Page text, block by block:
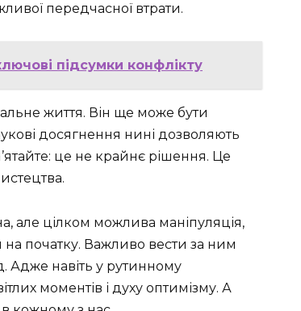
передчасної втрати.
підсумки конфлікту
життя. Він ще може бути
досягнення нині дозволяють
це не крайнє рішення. Це
але цілком можлива маніпуляція,
на початку. Важливо вести за ним
Адже навіть у рутинному
моментів і духу оптимізму. А